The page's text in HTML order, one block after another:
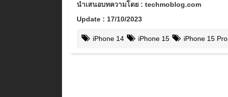
นำเสนอบทความโดย : techmoblog.com
Update : 17/10/2023
iPhone 14 iPhone 15 iPhone 15 Pro